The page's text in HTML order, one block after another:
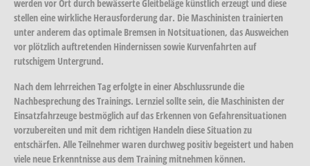
werden vor Ort durch bewässerte Gleitbeläge künstlich erzeugt und diese
stellen eine wirkliche Herausforderung dar. Die Maschinisten trainierten
unter anderem das optimale Bremsen in Notsituationen, das Ausweichen
vor plötzlich auftretenden Hindernissen sowie Kurvenfahrten auf
rutschigem Untergrund.
Nach dem lehrreichen Tag erfolgte in einer Abschlussrunde die
Nachbesprechung des Trainings. Lernziel sollte sein, die Maschinisten der
Einsatzfahrzeuge bestmöglich auf das Erkennen von Gefahrensituationen
vorzubereiten und mit dem richtigen Handeln diese Situation zu
entschärfen. Alle Teilnehmer waren durchweg positiv begeistert und haben
viele neue Erkenntnisse aus dem Training mitnehmen können.